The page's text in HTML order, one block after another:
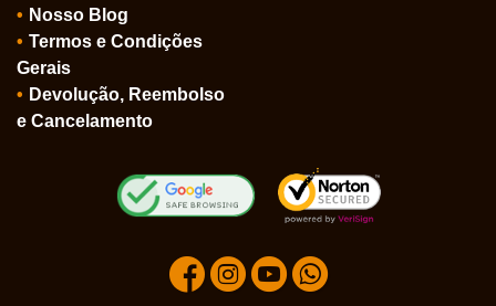
Nosso Blog
Termos e Condições
Gerais
Devolução, Reembolso
e Cancelamento